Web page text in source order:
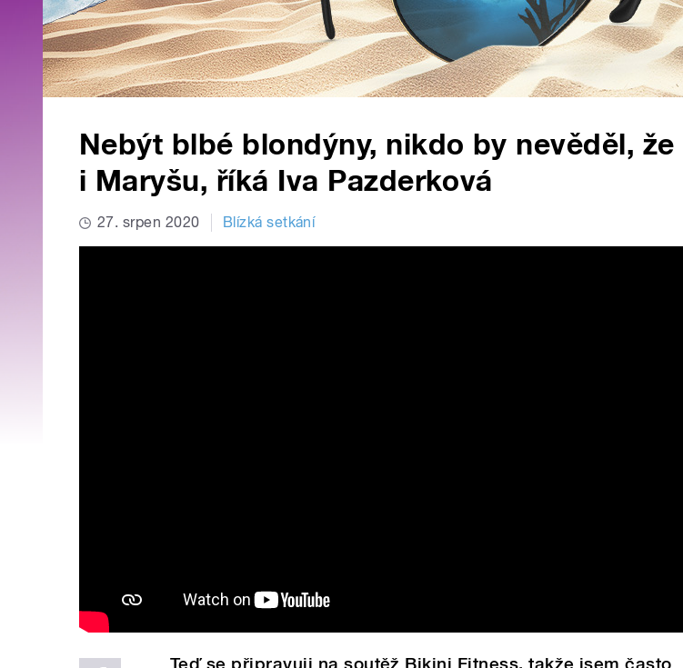
Nebýt blbé blondýny, nikdo by nevěděl, že
i Maryšu, říká Iva Pazderková
27. srpen 2020 Blízká setkání